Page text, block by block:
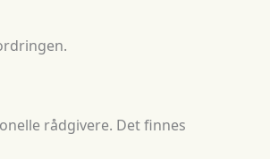
rådgivere. Det finnes